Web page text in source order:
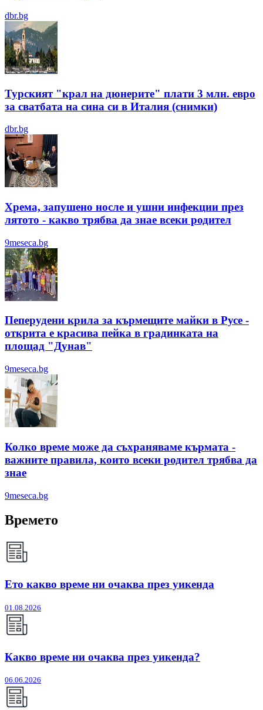
dbr.bg
Турският "крал на дюнерите" плати 3 млн. евро
за сватбата на сина си в Италия (снимки)
dbr.bg
Хрема, запушено носле и ушни инфекции през
лятотo - какво трябва да знае всеки родител
9meseca.bg
Пеперудени крила за кърмещите майки в Русе -
открита е красива пейка в градинката на
площад "Дунав"
9meseca.bg
Колко време може да съхраняваме кърмата -
важните правила, които всеки родител трябва да
знае
9meseca.bg
Времето
Ето какво време ни очаква през уикенда
01.08.2026
Какво време ни очаква през уикенда?
06.06.2026